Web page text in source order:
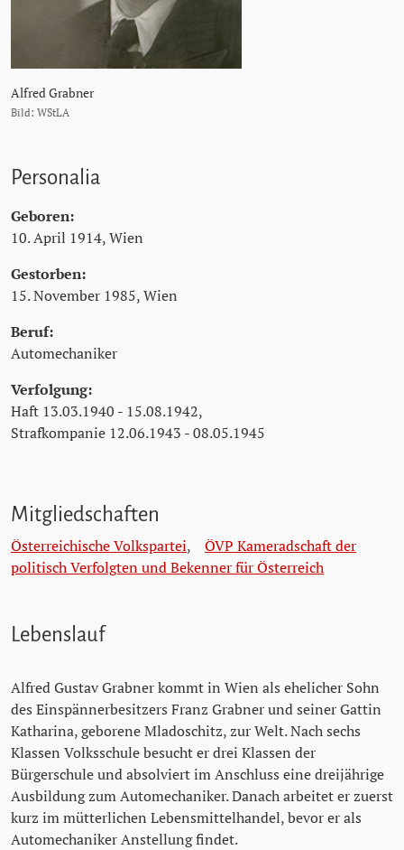
Alfred Grabner
Bild: WStLA
Personalia
Geboren:
10. April 1914, Wien
Gestorben:
15. November 1985, Wien
Beruf:
Automechaniker
Verfolgung:
Haft 13.03.1940 - 15.08.1942,
Strafkompanie 12.06.1943 - 08.05.1945
Mitgliedschaften
Österreichische Volkspartei, ÖVP Kameradschaft der
politisch Verfolgten und Bekenner für Österreich
Lebenslauf
Alfred Gustav Grabner kommt in Wien als ehelicher Sohn
des Einspännerbesitzers Franz Grabner und seiner Gattin
Katharina, geborene Mladoschitz, zur Welt. Nach sechs
Klassen Volksschule besucht er drei Klassen der
Bürgerschule und absolviert im Anschluss eine dreijährige
Ausbildung zum Automechaniker. Danach arbeitet er zuerst
kurz im mütterlichen Lebensmittelhandel, bevor er als
Automechaniker Anstellung findet.